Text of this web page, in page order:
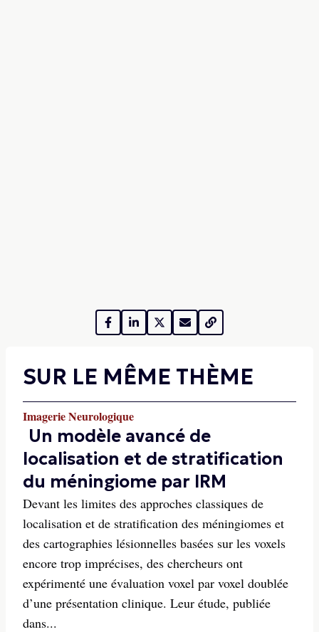
SUR LE MÊME THÈME
Imagerie Neurologique
Un modèle avancé de
localisation et de stratification
du méningiome par IRM
Devant les limites des approches classiques de
localisation et de stratification des méningiomes et
des cartographies lésionnelles basées sur les voxels
encore trop imprécises, des chercheurs ont
expérimenté une évaluation voxel par voxel doublée
d’une présentation clinique. Leur étude, publiée
dans...